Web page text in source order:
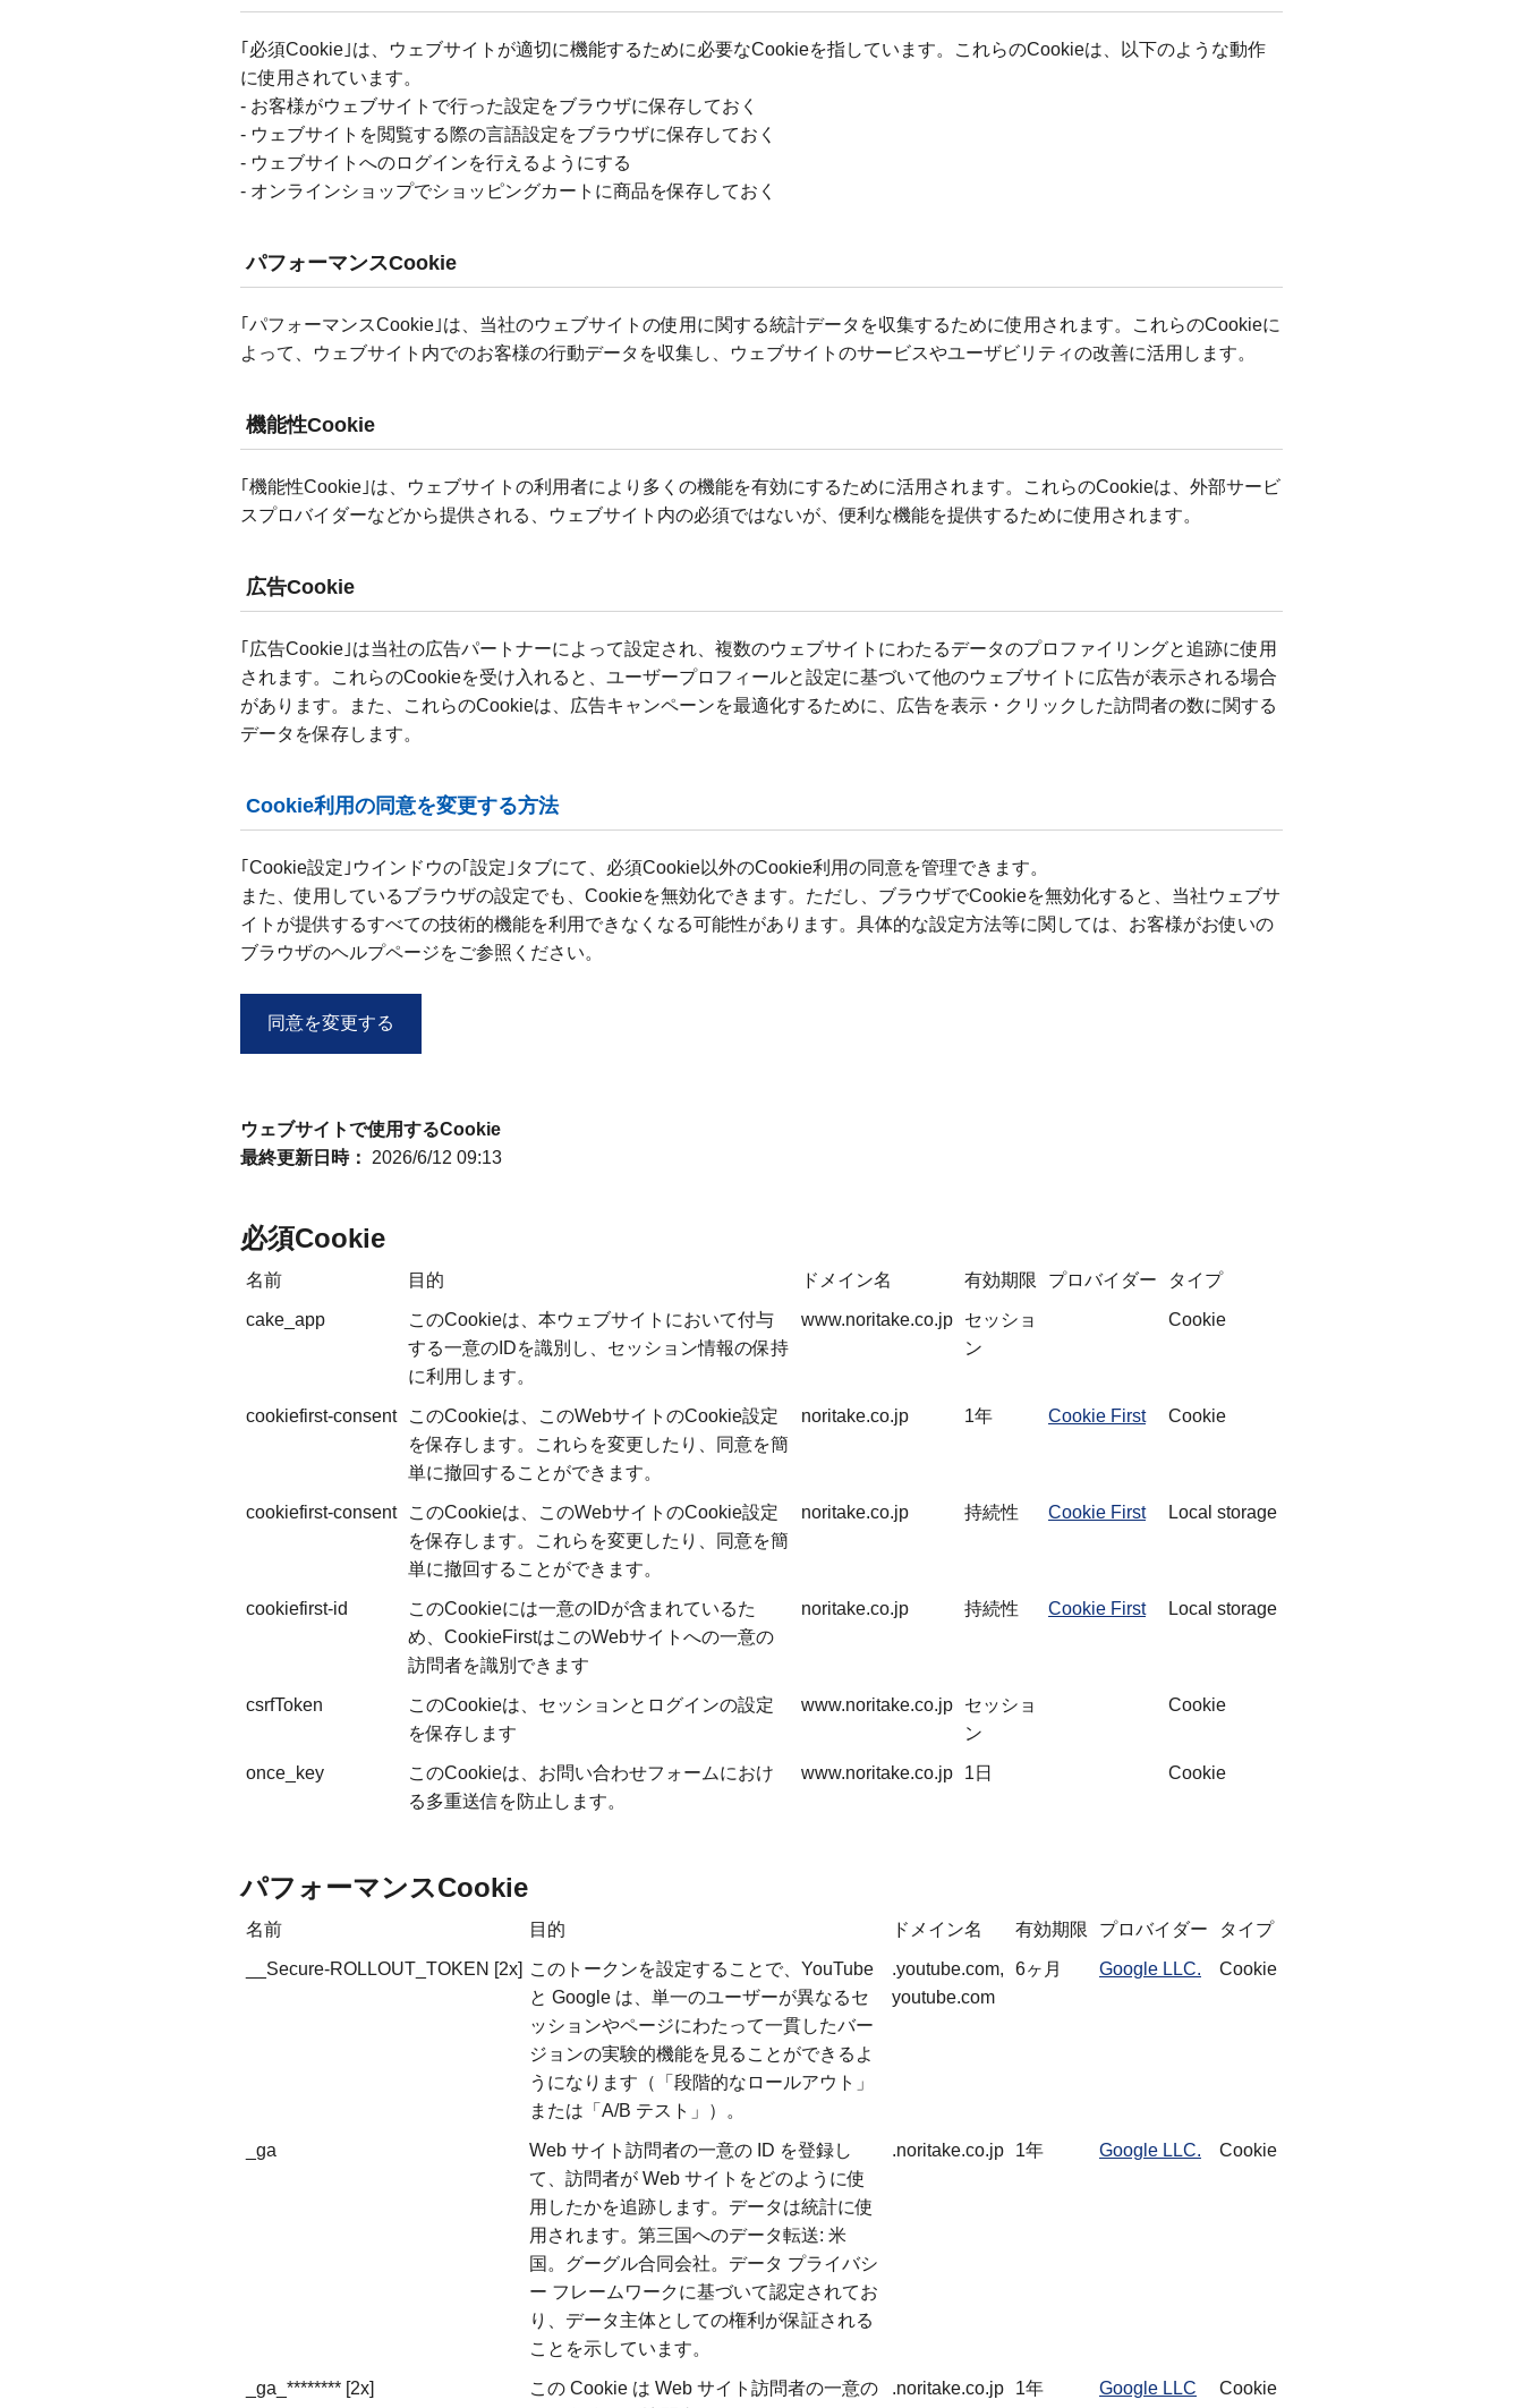
｢必須Cookie｣は、ウェブサイトが適切に機能するために必要なCookieを指しています。これらのCookieは、以下のような動作
に使用されています。
- お客様がウェブサイトで行った設定をブラウザに保存しておく
- ウェブサイトを閲覧する際の言語設定をブラウザに保存しておく
- ウェブサイトへのログインを行えるようにする
- オンラインショップでショッピングカートに商品を保存しておく
パフォーマンスCookie
｢パフォーマンスCookie｣は、当社のウェブサイトの使用に関する統計データを収集するために使用されます。これらのCookieに
よって、ウェブサイト内でのお客様の行動データを収集し、ウェブサイトのサービスやユーザビリティの改善に活用します。
機能性Cookie
｢機能性Cookie｣は、ウェブサイトの利用者により多くの機能を有効にするために活用されます。これらのCookieは、外部サービ
スプロバイダーなどから提供される、ウェブサイト内の必須ではないが、便利な機能を提供するために使用されます。
広告Cookie
｢広告Cookie｣は当社の広告パートナーによって設定され、複数のウェブサイトにわたるデータのプロファイリングと追跡に使用
されます。これらのCookieを受け入れると、ユーザープロフィールと設定に基づいて他のウェブサイトに広告が表示される場合
があります。また、これらのCookieは、広告キャンペーンを最適化するために、広告を表示・クリックした訪問者の数に関する
データを保存します。
Cookie利用の同意を変更する方法
｢Cookie設定｣ウインドウの｢設定｣タブにて、必須Cookie以外のCookie利用の同意を管理できます。
また、使用しているブラウザの設定でも、Cookieを無効化できます。ただし、ブラウザでCookieを無効化すると、当社ウェブサ
イトが提供するすべての技術的機能を利用できなくなる可能性があります。具体的な設定方法等に関しては、お客様がお使いの
ブラウザのヘルプページをご参照ください。
同意を変更する
ウェブサイトで使用するCookie
最終更新日時：
2026/6/12 09:13
必須Cookie
名前 目的 ドメイン名 有効期限 プロバイダー タイプ
cake_app
このCookieは、本ウェブサイトにおいて付与
する一意のIDを識別し、セッション情報の保持
に利用します。
www.noritake.co.jp
セッショ
ン
Cookie
cookiefirst-consent
このCookieは、このWebサイトのCookie設定
を保存します。これらを変更したり、同意を簡
単に撤回することができます。
noritake.co.jp 1年 Cookie First Cookie
cookiefirst-consent
このCookieは、このWebサイトのCookie設定
を保存します。これらを変更したり、同意を簡
単に撤回することができます。
noritake.co.jp 持続性 Cookie First Local storage
cookiefirst-id
このCookieには一意のIDが含まれているた
め、CookieFirstはこのWebサイトへの一意の
訪問者を識別できます
noritake.co.jp 持続性 Cookie First Local storage
csrfToken
このCookieは、セッションとログインの設定
を保存します
www.noritake.co.jp
セッショ
ン
Cookie
once_key
このCookieは、お問い合わせフォームにおけ
る多重送信を防止します。
www.noritake.co.jp 1日 Cookie
パフォーマンスCookie
名前 目的 ドメイン名 有効期限 プロバイダー タイプ
__Secure-ROLLOUT_TOKEN [2x] このトークンを設定することで、YouTube
と Google は、単一のユーザーが異なるセ
ッションやページにわたって一貫したバー
ジョンの実験的機能を見ることができるよ
うになります（「段階的なロールアウト」
または「A/B テスト」）。
.youtube.com,
youtube.com
6ヶ月 Google LLC. Cookie
_ga
Web サイト訪問者の一意の ID を登録し
て、訪問者が Web サイトをどのように使
用したかを追跡します。データは統計に使
用されます。第三国へのデータ転送: 米
国。グーグル合同会社。データ プライバシ
ー フレームワークに基づいて認定されてお
り、データ主体としての権利が保証される
ことを示しています。
.noritake.co.jp 1年 Google LLC. Cookie
_ga_******** [2x]
この Cookie は Web サイト訪問者の一意の
.noritake.co.jp 1年 Google LLC Cookie